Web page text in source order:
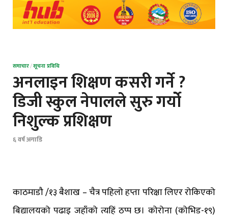
समाचार/सूचना प्रविधि
अनलाइन शिक्षण कसरी गर्ने ?
डिजी स्कुल नेपालले सुरु गर्यो
निशुल्क प्रशिक्षण
६ वर्ष अगाडि
काठमाडौ /१३ बैशाख – चैत्र पहिलो हप्ता परिक्षा लिएर रोकिएको
बिद्यालयको पढाइ जहाँको त्यहिं ठप्प छ। कोरोना (कोभिड-१९)